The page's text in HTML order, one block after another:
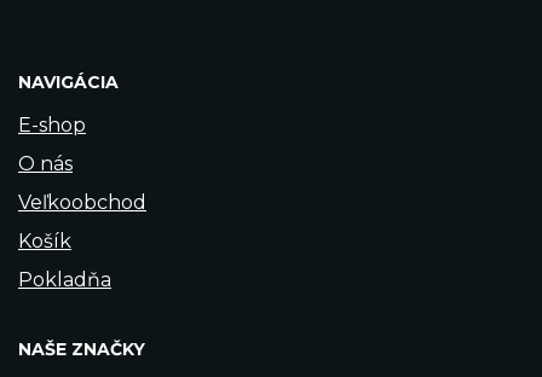
NAVIGÁCIA
E-shop
O nás
Veľkoobchod
Košík
Pokladňa
NAŠE ZNAČKY